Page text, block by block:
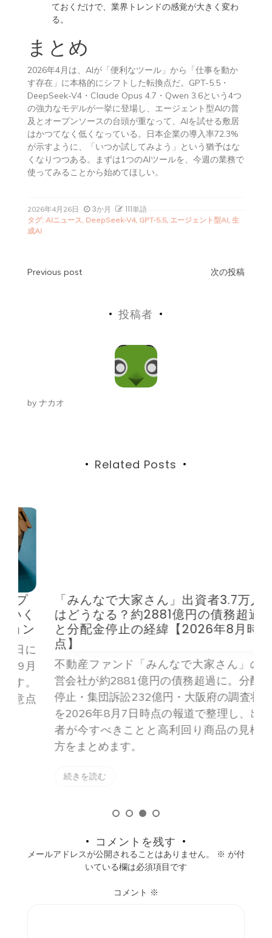
ておくだけで、業界トレンドの感覚が大きく変わ
る。
まとめ
2026年4月は、AIが「便利なツール」から「仕事を動か
す存在」に本格的にシフトした転換点だ。GPT-5.5・
DeepSeek-V4・Claude Opus 4.7・Qwen 3.6という4つ
の強力なモデルが一挙に登場し、エージェント型AIの普
及とオープンソースの台頭が重なって、AIを試せる敷居
はかつてなく低くなっている。日本企業の導入率72.3%
が示すように、「いつか試してみよう」という猶予はな
くなりつつある。まずは1つのAIツールを、今週の業務で
使ってみることから始めてほしい。
2026年4月26日 3か月 111単語
タグ: AIニュース , DeepSeek-V4, GPT-5.5, エージェント型AI, 生
成AI
投
シ
Previous post 次の投稿
投稿者
by ナカオ
Related Posts
「みんなで大家さん」出資者3.7万人
はどうなる？約2881億円の債務超過
と分配金停止の経緯【2026年8月時
点】
不動産ファンド「みんなで大家さん」の運
営会社が約2881億円の債務超過に。分配金
停止・集団訴訟232億円・大阪府の調査状況
を2026年8月7日時点の報道で整理し、出資
者が今すべきことと高利回り商品の見極め
方をまとめます。
続きを読む
コメントを残す
メールアドレスが公開されることはありません。 ※ が付
いている欄は必須項目です
コメント ※